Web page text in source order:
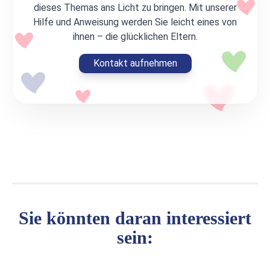
dieses Themas ans Licht zu bringen. Mit unserer
Hilfe und Anweisung werden Sie leicht eines von
ihnen – die glücklichen Eltern.
Kontakt aufnehmen
Sie könnten daran interessiert
sein: